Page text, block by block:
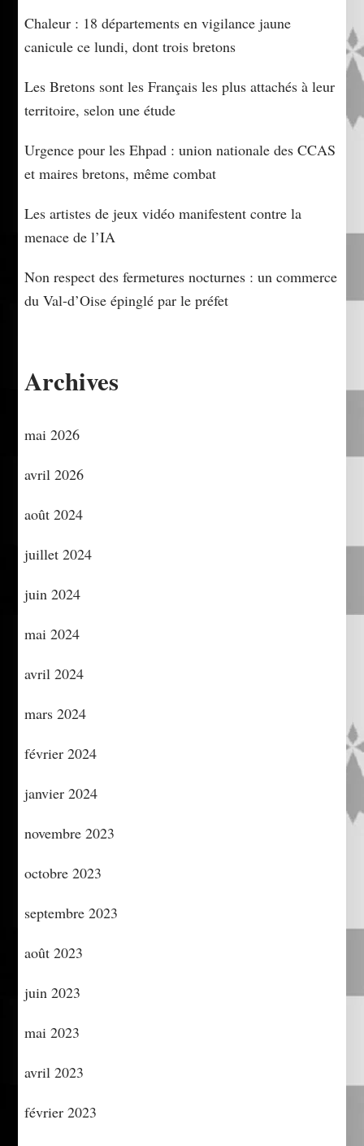
Chaleur : 18 départements en vigilance jaune
canicule ce lundi, dont trois bretons
Les Bretons sont les Français les plus attachés à leur
territoire, selon une étude
Urgence pour les Ehpad : union nationale des CCAS
et maires bretons, même combat
Les artistes de jeux vidéo manifestent contre la
menace de l’IA
Non respect des fermetures nocturnes : un commerce
du Val-d’Oise épinglé par le préfet
Archives
mai 2026
avril 2026
août 2024
juillet 2024
juin 2024
mai 2024
avril 2024
mars 2024
février 2024
janvier 2024
novembre 2023
octobre 2023
septembre 2023
août 2023
juin 2023
mai 2023
avril 2023
février 2023